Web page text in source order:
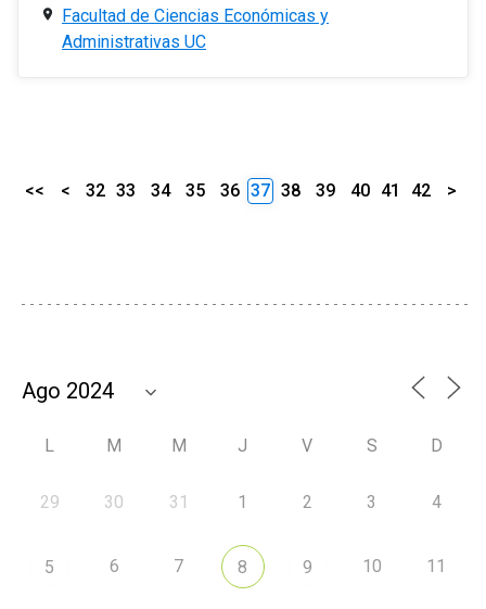
Facultad de Ciencias Económicas y
Administrativas UC
<< < 32 33 34 35 36 37 38 39 40 41 42 >
L M M J V S D
29 30 31 1 2 3 4
5 6 7 8 9 10 11